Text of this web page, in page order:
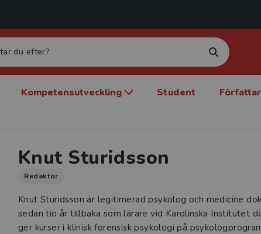
Kompetensutveckling Student
Knut Sturidsson
Redaktör
Knut Sturidsson är legitimerad psykolog och medicine
sedan tio år tillbaka som lärare vid Karolinska Institutet
ger kurser i klinisk forensisk psykologi på